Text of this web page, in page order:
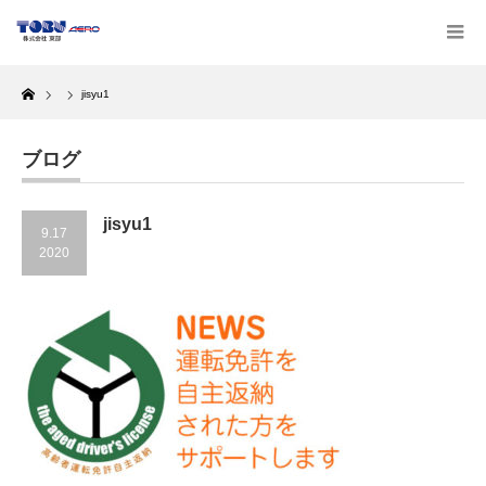
Home
jisyu1
ブログ
9.17
2020
jisyu1